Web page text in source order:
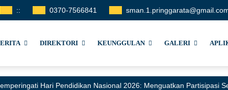
:: 0370-7566841
DIREKTORI KEUNGGULAN GALERI
Hari Pendidikan Nasional 2026: Menguatkan Partisipasi